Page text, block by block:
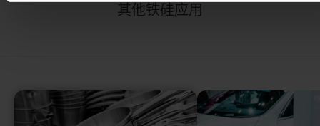
其他铁硅应用